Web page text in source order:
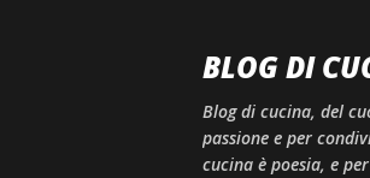
BLOG DI
Blog di cucina, del
passione e per
cucina è poesia, e